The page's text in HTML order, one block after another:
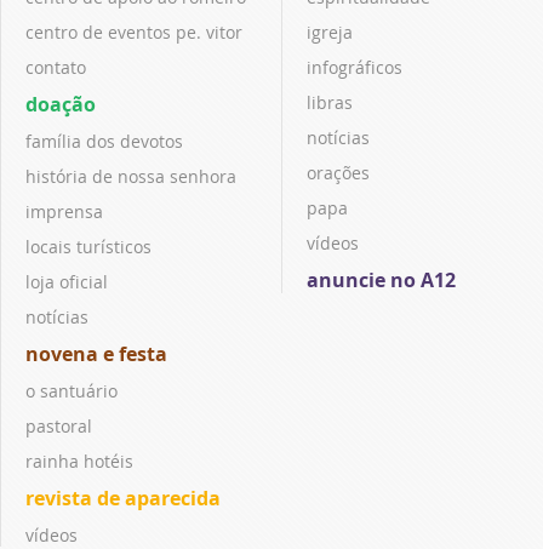
centro de eventos pe. vitor
contato
doação
família dos devotos
história de nossa senhora
imprensa
locais turísticos
loja oficial
notícias
novena e festa
o santuário
pastoral
rainha hotéis
revista de aparecida
vídeos
igreja
infográficos
libras
notícias
orações
papa
vídeos
anuncie no A12